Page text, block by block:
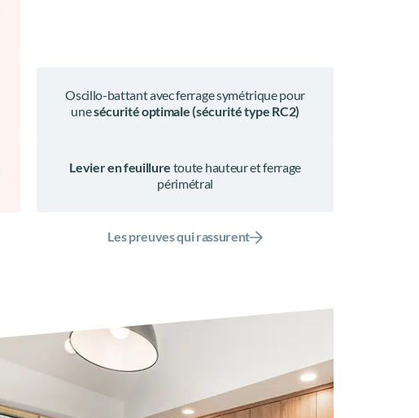
Oscillo-battant avec ferrage symétrique pour
unesécurité optimale (sécurité type RC2)
Levier en feuillure toute hauteur et ferrage
périmétral
Les preuves qui rassurent